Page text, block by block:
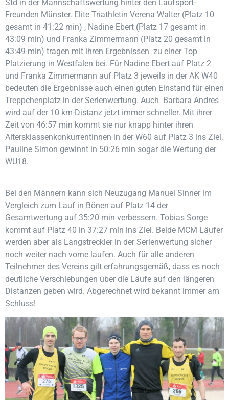
Std in der Mannschaftswertung hinter den Laufsport-
Freunden Münster. Elite Triathletin Verena Walter (Platz 10
gesamt in 41:22 min) , Nadine Ebert (Platz 17 gesamt in
43:09 min) und Franka Zimmermann (Platz 20 gesamt in
43:49 min) tragen mit ihren Ergebnissen zu einer Top
Platzierung in Westfalen bei. Für Nadine Ebert auf Platz 2
und Franka Zimmermann auf Platz 3 jeweils in der AK W40
bedeuten die Ergebnisse auch einen guten Einstand für einen
Treppchenplatz in der Serienwertung. Auch Barbara Andres
wird auf der 10 km-Distanz jetzt immer schneller. Mit ihrer
Zeit von 46:57 min kommt sie nur knapp hinter ihren
Altersklassenkonkurrentinnen in der W60 auf Platz 3 ins Ziel.
Pauline Simon gewinnt in 50:26 min sogar die Wertung der
WU18.
Bei den Männern kann sich Neuzugang Manuel Sinner im
Vergleich zum Lauf in Bönen auf Platz 14 der
Gesamtwertung auf 35:20 min verbessern. Tobias Sorge
kommt auf Platz 40 in 37:27 min ins Ziel. Beide MCM Läufer
werden aber als Langstreckler in der Serienwertung sicher
noch weiter nach vorne laufen. Auch für alle anderen
Teilnehmer des Vereins gilt erfahrungsgemäß, dass es noch
deutliche Verschiebungen über die Läufe auf den längeren
Distanzen geben wird. Abgerechnet wird bekannt immer am
Schluss!